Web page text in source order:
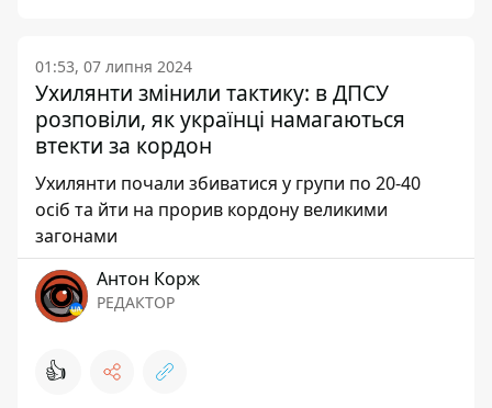
01:53, 07 липня 2024
Ухилянти змінили тактику: в ДПСУ
розповіли, як українці намагаються
втекти за кордон
Ухилянти почали збиватися у групи по 20-40
осіб та йти на прорив кордону великими
загонами
Антон Корж
РЕДАКТОР
👍